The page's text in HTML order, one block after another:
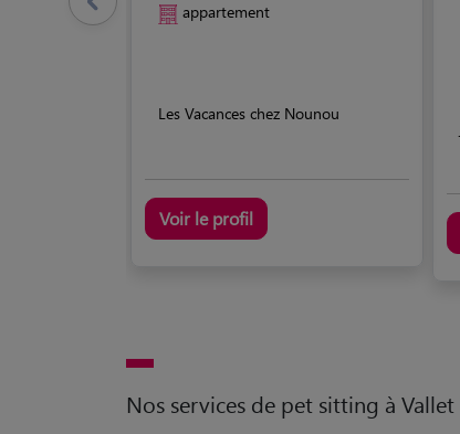
appartement
Les Vacances chez Nounou
Voir le profil
Nos services de pet sitting à Vallet